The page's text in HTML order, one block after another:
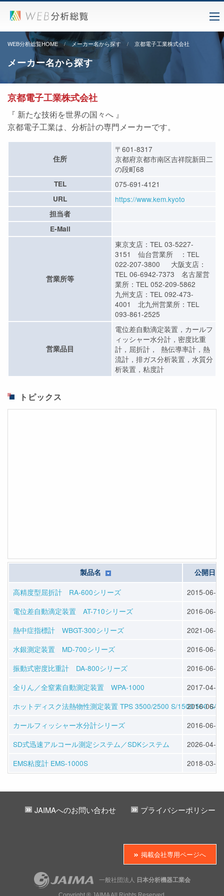
WEB分析総覧HOME メーカー名から探す 京都電子工業株式会社
メーカー名から探す
京都電子工業株式会社
『 新たな技術を世界の国々へ 』
京都電子工業は、分析計の専門メーカーです。
住所
〒601-8317
京都府京都市南区吉祥院新田二
の段町68
TEL 075-691-4121
URL https://www.kem.kyoto
担当者
E-Mail
営業所等
東京支店：TEL 03-5227-
3151 仙台営業所 ：TEL
022-207-3800 大阪支店：
TEL 06-6942-7373 名古屋営
業所：TEL 052-209-5862
九州支店：TEL 092-473-
4001 北九州営業所：TEL
093-861-2525
営業品目
電位差自動滴定装置，カールフ
ィッシャー水分計，密度比重
計，屈折計， 熱伝導率計，熱
流計，排ガス分析装置，水質分
析装置，粘度計
トピックス
製品名 公開日
高精度型屈折計 RA-600シリーズ
2015-06-01
電位差自動滴定装置 AT-710シリーズ
2016-06-01
熱中症指標計 WBGT-300シリーズ
2021-06-01
水銀測定装置 MD-700シリーズ
2016-06-01
振動式密度比重計 DA-800シリーズ
2016-06-01
全りん／全窒素自動測定装置 WPA-1000
2017-04-05
ホットディスク法熱物性測定装置 TPS 3500/2500 S/1500/500 S/
2016-06-01
カールフィッシャー水分計シリーズ
2016-06-01
SD式迅速アルコール測定システム／SDKシステム
2026-04-10
EMS粘度計 EMS-1000S
2018-03-23
JAIMAへのお問い合わせ プライバシーポリシー
掲載会社専用ページへ
一般社団法人 日本分析機器工業会
Copyright ® JAIMA All Rights Reserved.